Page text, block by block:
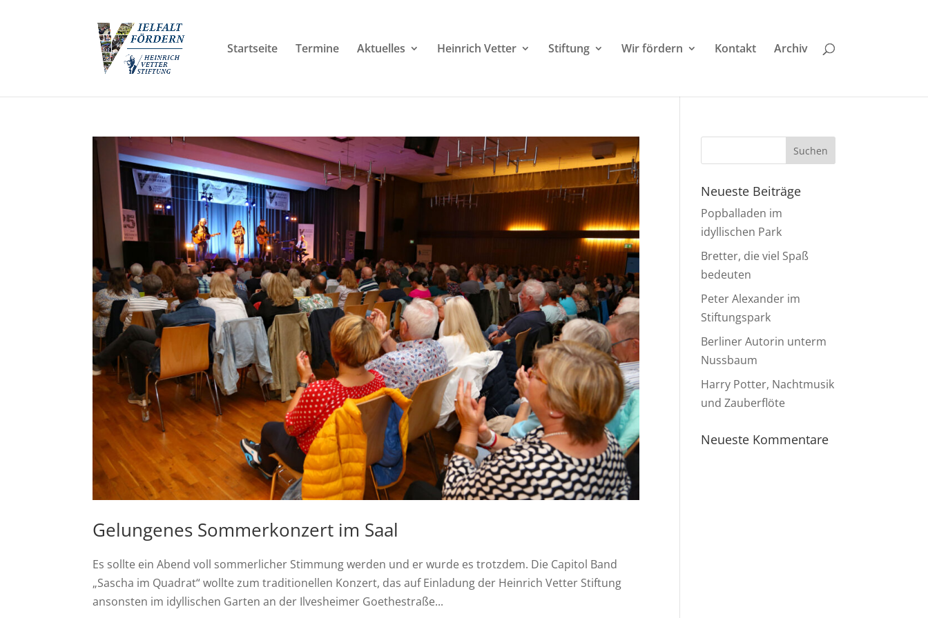
Startseite Termine Aktuelles Heinrich Vetter Stiftung Wir fördern Kontakt Archiv
Gelungenes Sommerkonzert im Saal
Es sollte ein Abend voll sommerlicher Stimmung werden und er wurde es trotzdem. Die Capitol Band
„Sascha im Quadrat“ wollte zum traditionellen Konzert, das auf Einladung der Heinrich Vetter Stiftung
ansonsten im idyllischen Garten an der Ilvesheimer Goethestraße...
Neueste Beiträge
Popballaden im
idyllischen Park
Bretter, die viel Spaß
bedeuten
Peter Alexander im
Stiftungspark
Berliner Autorin unterm
Nussbaum
Harry Potter, Nachtmusik
und Zauberflöte
Neueste Kommentare